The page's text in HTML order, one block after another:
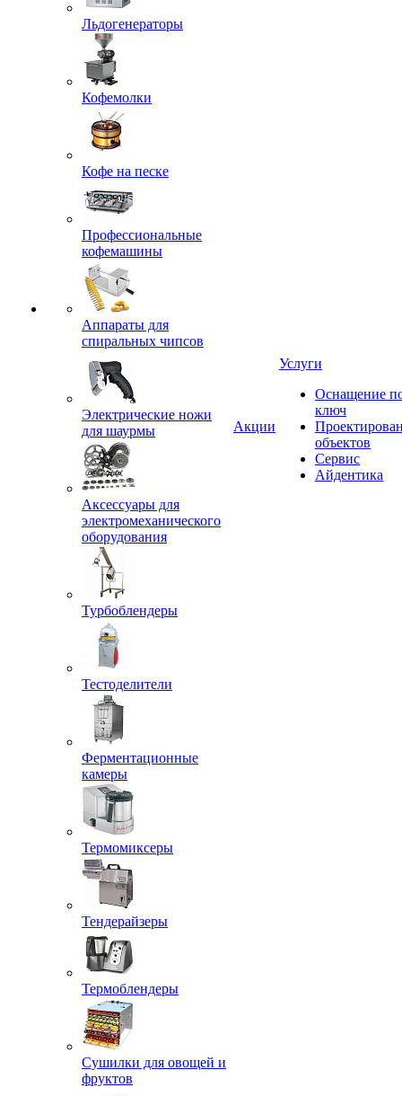
Льдогенераторы
Кофемолки
Кофе на песке
Профессиональные
кофемашины
Аппараты для
спиральных чипсов
Электрические ножи
для шаурмы
Аксессуары для
электромеханического
оборудования
Турбоблендеры
Тестоделители
Ферментационные
камеры
Термомиксеры
Тендерайзеры
Термоблендеры
Сушилки для овощей и
фруктов
Акции
Услуги
Оснащение
ключ
объектов
Сервис
Айдентика